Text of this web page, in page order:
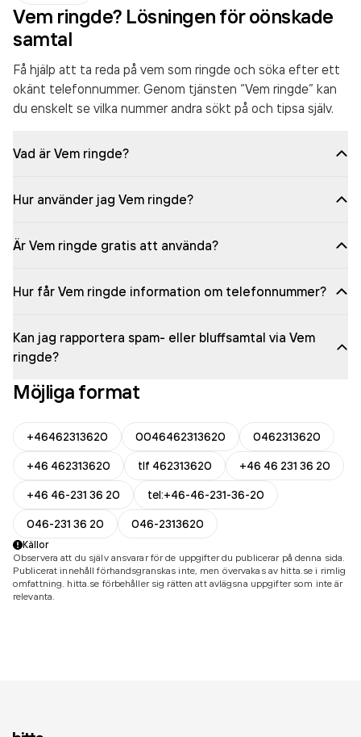
Vem ringde? Lösningen för oönskade
samtal
Få hjälp att ta reda på vem som ringde och söka efter ett
okänt telefonnummer. Genom tjänsten “Vem ringde” kan
du enskelt se vilka nummer andra sökt på och tipsa själv.
Vad är Vem ringde?
Hur använder jag Vem ringde?
Är Vem ringde gratis att använda?
Hur får Vem ringde information om telefonnummer?
Kan jag rapportera spam- eller bluffsamtal via Vem
ringde?
Möjliga format
+46462313620 0046462313620
0462313620
+46 462313620
tlf 462313620
+46 46 231 36 20
+46 46-231 36 20
tel:+46-46-231-36-20
046-231 36 20
046-2313620
Källor
Observera att du själv ansvarar för de uppgifter du publicerar på denna sida.
Publicerat innehåll förhandsgranskas inte, men övervakas av hitta.se i rimlig
omfattning. hitta.se förbehåller sig rätten att avlägsna uppgifter som inte är
relevanta.